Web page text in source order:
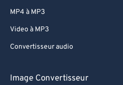
MP4 à MP3
Video à MP3
Convertisseur audio
Image Convertisseur